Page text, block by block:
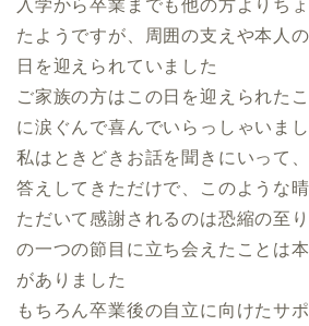
入学から卒業までも他の方よりち
たようですが、周囲の支えや本人
日を迎えられていました
ご家族の方はこの日を迎えられた
に涙ぐんで喜んでいらっしゃいま
私はときどきお話を聞きにいって
答えしてきただけで、このような
ただいて感謝されるのは恐縮の至
の一つの節目に立ち会えたことは
がありました
もちろん卒業後の自立に向けたサ